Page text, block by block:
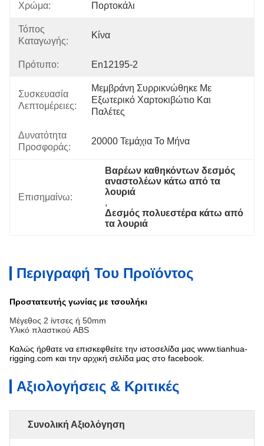
Χρώμα: Πορτοκάλι
Τόπος
Καταγωγής:
Κίνα
Πρότυπο: En12195-2
Συσκευασία
Λεπτομέρειες:
Μεμβράνη Συρρικνώθηκε Με
Εξωτερικό Χαρτοκιβώτιο Και
Παλέτες
Δυνατότητα
Προσφοράς:
20000 Τεμάχια Το Μήνα
Επισημαίνω:
Βαρέων καθηκόντων δεσμός
αναστολέων κάτω από τα
λουριά
,
Δεσμός πολυεστέρα κάτω από
τα λουριά
Περιγραφή Του Προϊόντος
Προστατευτής γωνίας με τσουλήκι
Μέγεθος 2 ίντσες ή 50mm
Υλικό πλαστικού ABS
Καλώς ήρθατε να επισκεφθείτε την ιστοσελίδα μας www.tianhua-
rigging.com και την αρχική σελίδα μας στο facebook.
Αξιολογήσεις & Κριτικές
Συνολική Αξιολόγηση